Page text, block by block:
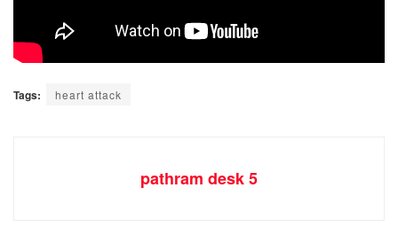
Tags: heart attack
pathram desk 5